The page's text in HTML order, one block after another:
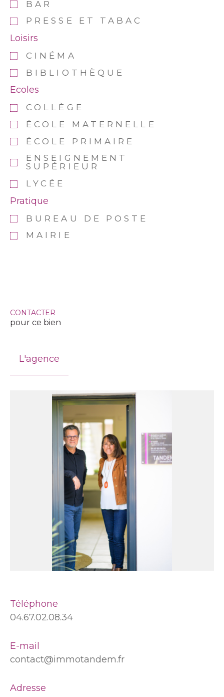
BAR
PRESSE ET TABAC
Loisirs
CINÉMA
BIBLIOTHÈQUE
Ecoles
COLLÈGE
ÉCOLE MATERNELLE
ÉCOLE PRIMAIRE
ENSEIGNEMENT
SUPÉRIEUR
LYCÉE
Pratique
BUREAU DE POSTE
MAIRIE
CONTACTER
pour ce bien
L'agence
Téléphone
04.67.02.08.34
E-mail
contact@immotandem.fr
Adresse